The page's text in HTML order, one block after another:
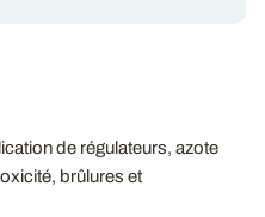
de régulateurs, azote
brûlures et